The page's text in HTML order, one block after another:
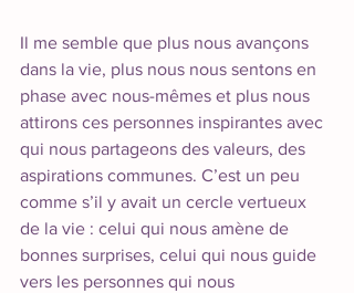
Il me semble que plus nous avançons
dans la vie, plus nous nous sentons en
phase avec nous-mêmes et plus nous
attirons ces personnes inspirantes avec
qui nous partageons des valeurs, des
aspirations communes. C’est un peu
comme s’il y avait un cercle vertueux
de la vie : celui qui nous amène de
bonnes surprises, celui qui nous guide
vers les personnes qui nous